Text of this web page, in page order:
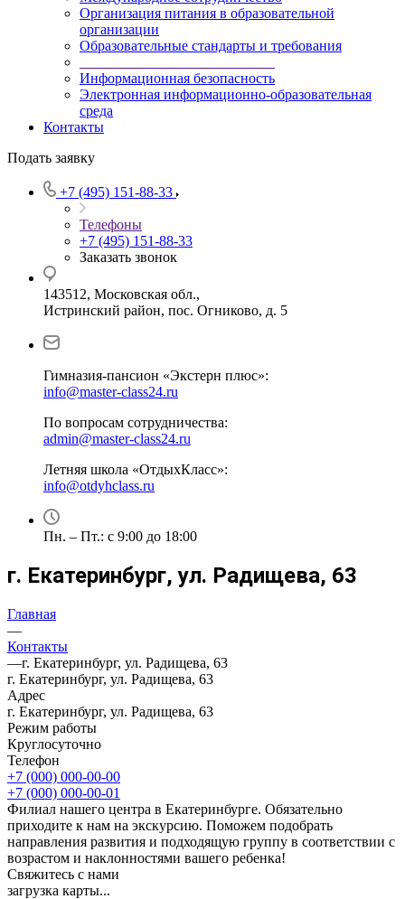
Организация питания в образовательной
организации
Образовательные стандарты и требования
Информационная безопасность
Электронная информационно-образовательная
среда
Контакты
Подать заявку
+7 (495) 151-88-33
Телефоны
+7 (495) 151-88-33
Заказать звонок
143512, Московская обл.,
Истринский район, пос. Огниково, д. 5
Гимназия-пансион «Экстерн плюс»:
info@master-class24.ru
По вопросам сотрудничества:
admin@master-class24.ru
Летняя школа «ОтдыхКласс»:
info@otdyhclass.ru
Пн. – Пт.: с 9:00 до 18:00
г. Екатеринбург, ул. Радищева, 63
Главная
—
Контакты
—г. Екатеринбург, ул. Радищева, 63
г. Екатеринбург, ул. Радищева, 63
Адрес
г. Екатеринбург, ул. Радищева, 63
Режим работы
Круглосуточно
Телефон
+7 (000) 000-00-00
+7 (000) 000-00-01
Филиал нашего центра в Екатеринбурге. Обязательно
приходите к нам на экскурсию. Поможем подобрать
направления развития и подходящую группу в соответствии с
возрастом и наклонностями вашего ребенка!
Свяжитесь с нами
загрузка карты...